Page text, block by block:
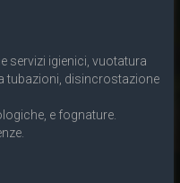
servizi igienici, vuotatura
tubazioni, disincrostazione
e fognature.